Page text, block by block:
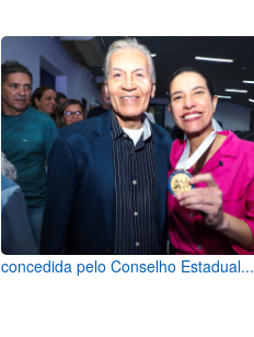
concedida pelo Conselho Estadual...